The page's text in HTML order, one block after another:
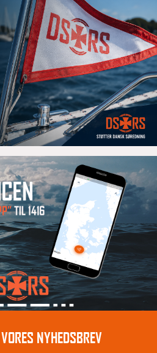
NYHEDSBREV